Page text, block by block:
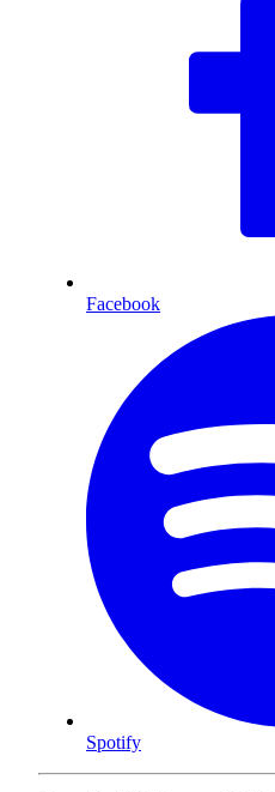
Facebook
Spotify